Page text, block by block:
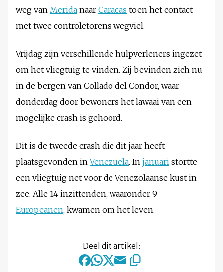
weg van Merida naar Caracas toen het contact
met twee controletorens wegviel.
Vrijdag zijn verschillende hulpverleners ingezet
om het vliegtuig te vinden. Zij bevinden zich nu
in de bergen van Collado del Condor, waar
donderdag door bewoners het lawaai van een
mogelijke crash is gehoord.
Dit is de tweede crash die dit jaar heeft
plaatsgevonden inVenezuela. In januari stortte
een vliegtuig net voor de Venezolaanse kust in
zee. Alle 14 inzittenden, waaronder 9
Europeanen, kwamen om het leven.
Deel dit artikel: